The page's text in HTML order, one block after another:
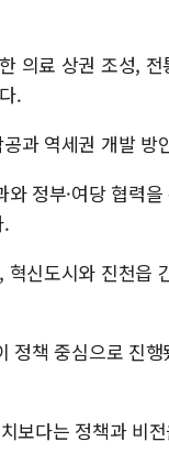
의료 상권 조성,
.
과 역세권 개발 방
정부·여당 협력
.
신도시와 진천읍
정책 중심으로 진
보다는 정책과 비